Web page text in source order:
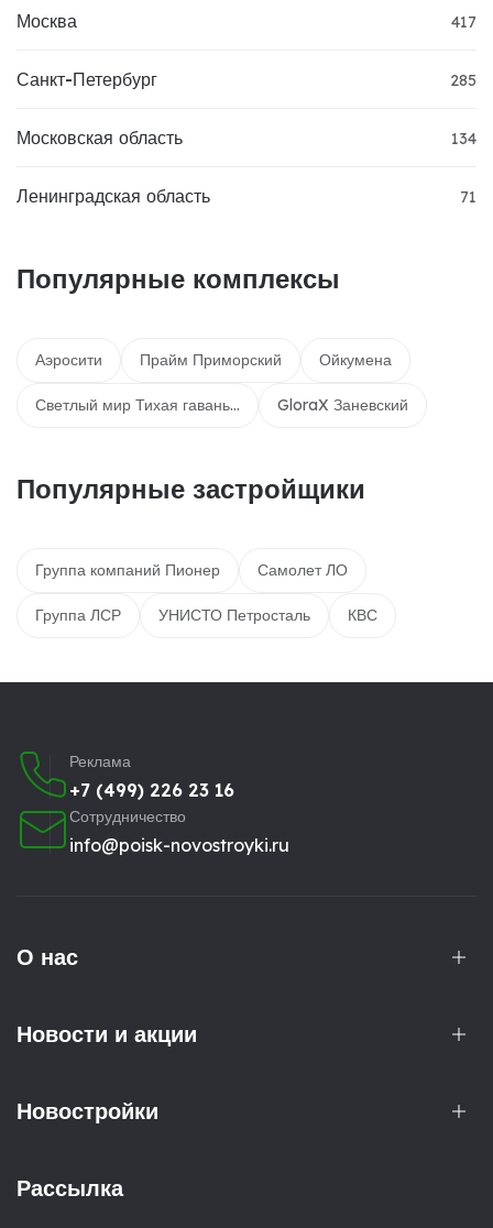
Москва 417
Санкт-Петербург 285
Московская область 134
Ленинградская область 71
Популярные комплексы
Аэросити Прайм Приморский Ойкумена
Светлый мир Тихая гавань… GloraX Заневский
Популярные застройщики
Группа компаний Пионер Самолет ЛО
Группа ЛСР УНИСТО Петросталь КВС
Реклама
+7 (499) 226 23 16
Сотрудничество
info@poisk-novostroyki.ru
О нас
Новости и акции
Новостройки
Рассылка